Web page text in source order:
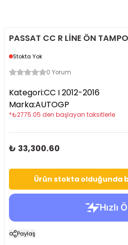
PASSAT CC R LİNE ÖN
Stokta Yok
0 Yorum
Kategori:CC I 2012-2016
Marka:AUTOGP
*₺2775.05 den başlayan taksitlerle
₺ 33,300.60
Ürün stokta olduğunda
Paylaş